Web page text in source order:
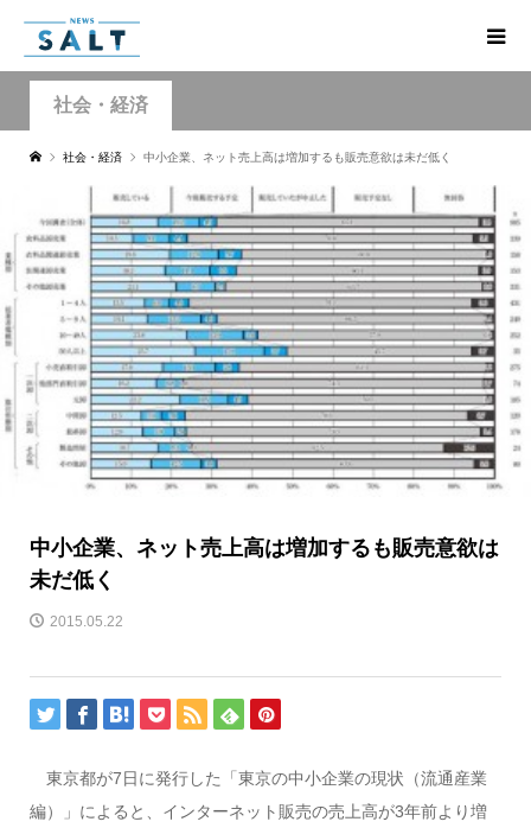
社会・経済
社会・経済 中小企業、ネット売上高は増加するも販売意欲は未だ低く
中小企業、ネット売上高は増加するも販売意欲は
未だ低く
2015.05.22
東京都が7日に発行した「東京の中小企業の現状（流通産業
編）」によると、インターネット販売の売上高が3年前より増